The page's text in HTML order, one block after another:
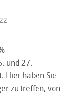
und 27.
Hier haben Sie
zu treffen, von